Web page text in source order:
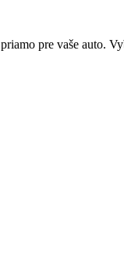
pre vaše auto.